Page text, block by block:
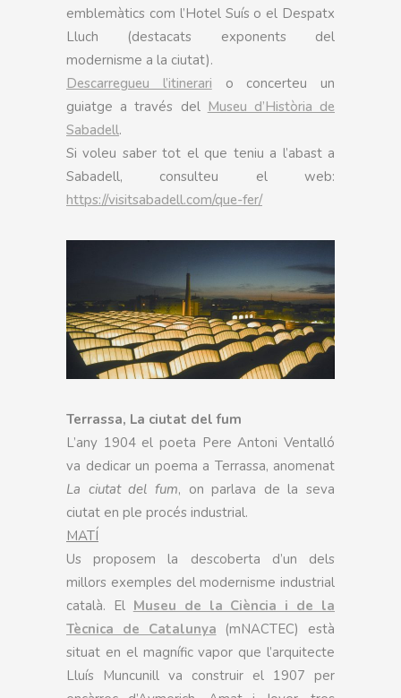
emblemàtics com l’Hotel Suís o el Despatx
Lluch (destacats exponents del
modernisme a la ciutat).
Descarregueu l’itinerari o concerteu un
guiatge a través del Museu d’Història de
Sabadell.
Si voleu saber tot el que teniu a l’abast a
Sabadell, consulteu el web:
https://visitsabadell.com/que-fer/
Terrassa, La ciutat del fum
L’any 1904 el poeta Pere Antoni Ventalló
va dedicar un poema a Terrassa, anomenat
La ciutat del fum, on parlava de la seva
ciutat en ple procés industrial.
MATÍ
Us proposem la descoberta d’un dels
millors exemples del modernisme industrial
català. El Museu de la Ciència i de la
Tècnica de Catalunya (mNACTEC) està
situat en el magnífic vapor que l’arquitecte
Lluís Muncunill va construir el 1907 per